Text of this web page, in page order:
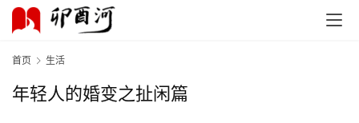
首页 生活
年轻人的婚变之扯闲篇